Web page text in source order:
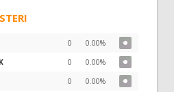
0
0.00%
0
0.00%
0
0.00%